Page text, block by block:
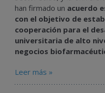
han firmado un acuerdo
con el objetivo de
cooperación para el
universitaria de alto
negocios
Leer más »